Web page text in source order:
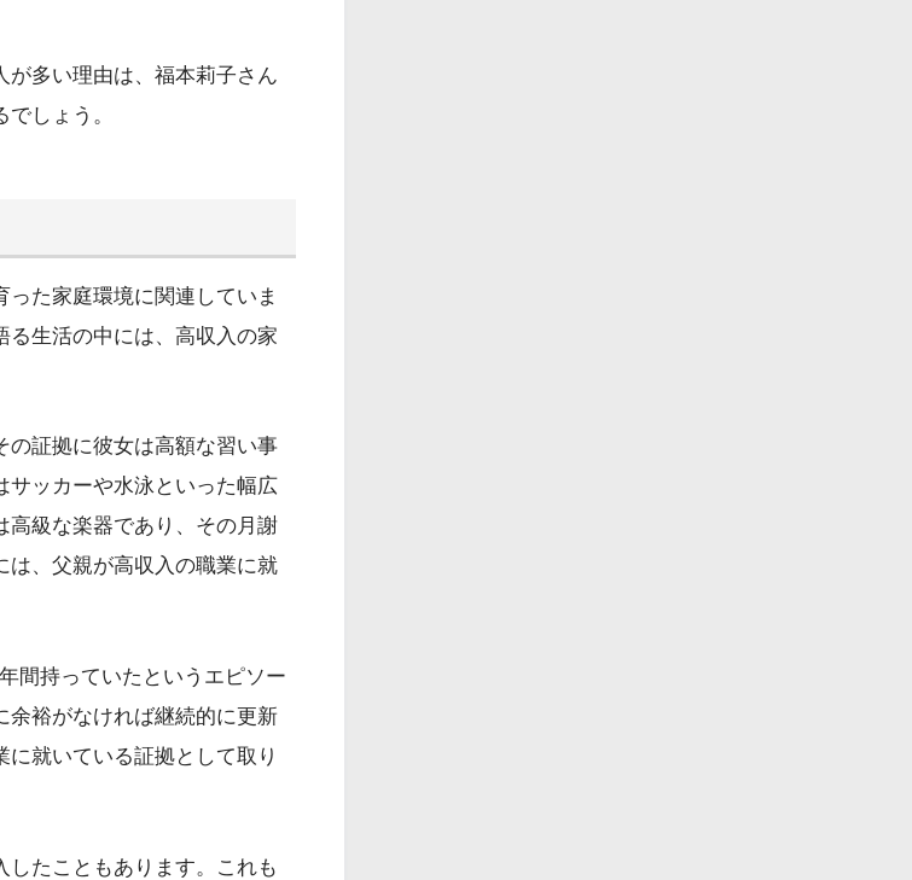
が多い理由は、福本莉子さん
しょう。
た家庭環境に関連していま
る生活の中には、高収入の家
の証拠に彼女は高額な習い事
サッカーや水泳といった幅広
高級な楽器であり、その月謝
は、父親が高収入の職業に就
間持っていたというエピソー
余裕がなければ継続的に更新
就いている証拠として取り
したこともあります。これも